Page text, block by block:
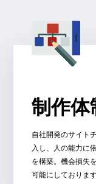
制作体
自社開発のサイト
入し、人の能力に
を構築。機会損失
可能にしております